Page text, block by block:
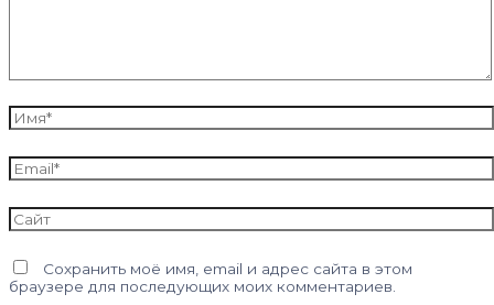
Имя*
Email*
Сайт
Сохранить моё имя, email и адрес сайта в этом
браузере для последующих моих комментариев.